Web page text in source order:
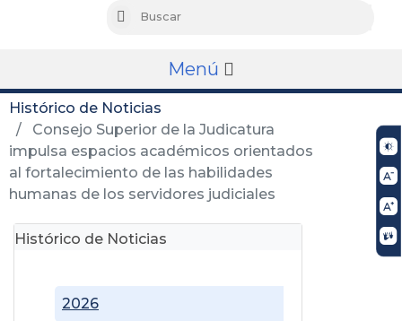
Buscar
Menú
Histórico de Noticias
Consejo Superior de la Judicatura
impulsa espacios académicos orientados
al fortalecimiento de las habilidades
humanas de los servidores judiciales
Histórico de Noticias
2026